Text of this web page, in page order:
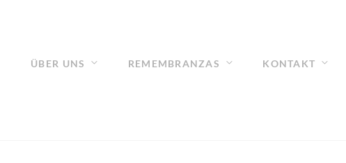
ÜBER UNS REMEMBRANZAS KONTAKT